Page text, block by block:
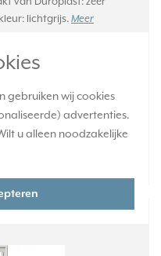
gebruiken wij cookies
advertenties.
u alleen noodzakelijke
lichtgrijs.Meer
LS990 lichtgrijs (LS